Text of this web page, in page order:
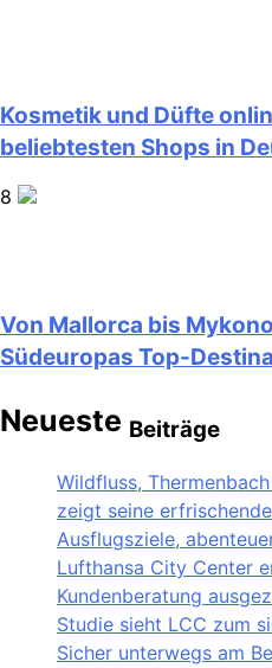
Kosmetik und Düfte
beliebtesten Shops in
8
Von Mallorca bis
Südeuropas Top-
Neueste Beiträge
Wildfluss,
zeigt seine
Ausflugsziele,
Lufthansa City Center
Kundenberatung
Studie sieht LCC zum
Sicher unterwegs am